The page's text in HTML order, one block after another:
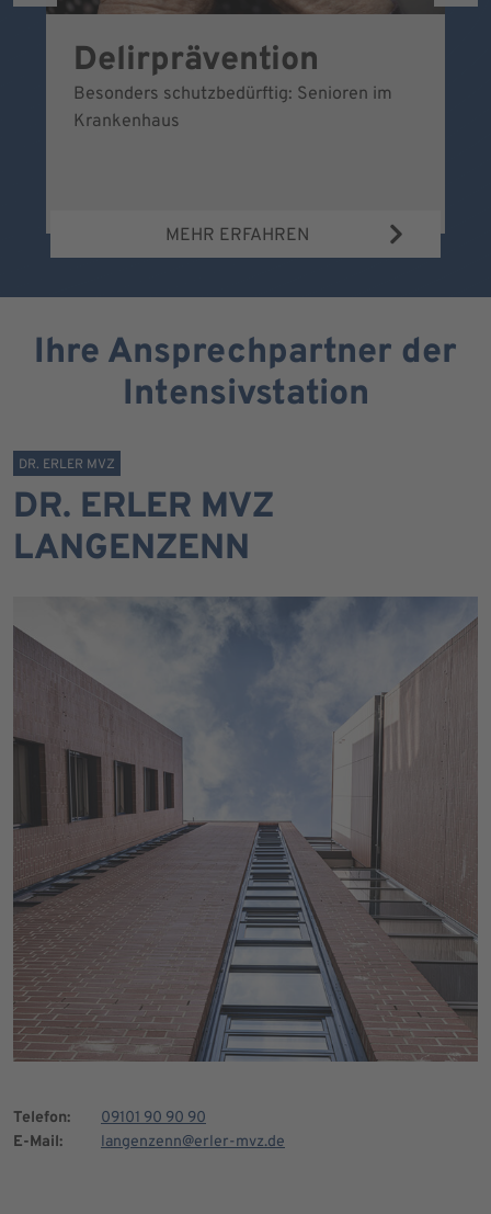
Delirprävention
Besonders schutzbedürftig: Senioren im
Krankenhaus
MEHR ERFAHREN
Ihre Ansprechpartner der
Intensivstation
DR. ERLER MVZ
DR. ERLER MVZ
LANGENZENN
Telefon:
09101 90 90 90
E-Mail:
langenzenn@erler-mvz.de